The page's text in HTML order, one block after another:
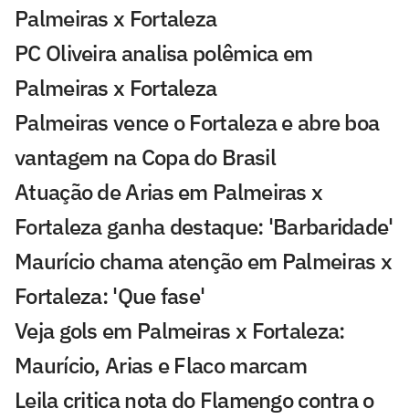
Palmeiras x Fortaleza
PC Oliveira analisa polêmica em
Palmeiras x Fortaleza
Palmeiras vence o Fortaleza e abre boa
vantagem na Copa do Brasil
Atuação de Arias em Palmeiras x
Fortaleza ganha destaque: 'Barbaridade'
Maurício chama atenção em Palmeiras x
Fortaleza: 'Que fase'
Veja gols em Palmeiras x Fortaleza:
Maurício, Arias e Flaco marcam
Leila critica nota do Flamengo contra o